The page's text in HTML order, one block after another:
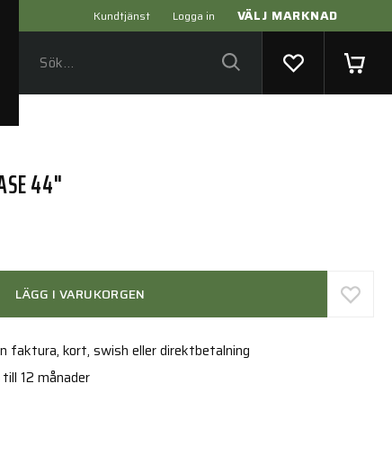
Kundtjänst Logga in VÄLJ MARKNAD
44"
LÄGG I VARUKORGEN
faktura, kort, swish eller direktbetalning
12 månader